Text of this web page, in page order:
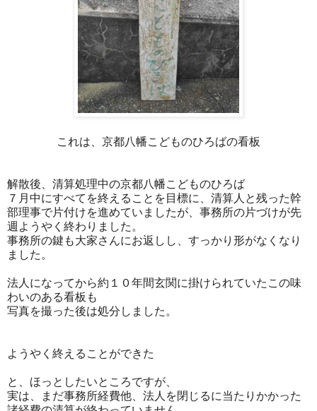
これは、京都八幡こどものひろばの看板
解散後、清算処理中の京都八幡こどものひろば
７月中にすべてを終えることを目標に、清算人と残った幹
部理事で片付けを進めていましたが、事務所の片づけが先
週ようやく終わりました。
事務所の鍵も大家さんにお返しし、すっかり形がなくなり
ました。
法人になってから約１０年間玄関に掛けられていたこの味
わいのある看板も
写真を撮った後は処分しました。
ようやく終えることができた
と、ほっとしたいところですが、
実は、まだ事務所経費他、法人を閉じるに当たりかかった